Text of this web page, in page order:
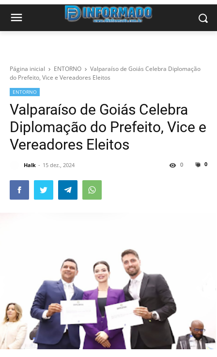
Página inicial ENTORNO
Valparaíso de Goiás Celebra Diplomação
do Prefeito, Vice e Vereadores Eleitos
ENTORNO
Valparaíso de Goiás Celebra
Diplomação do Prefeito, Vice e
Vereadores Eleitos
Halk 15 dez., 2024 0
0